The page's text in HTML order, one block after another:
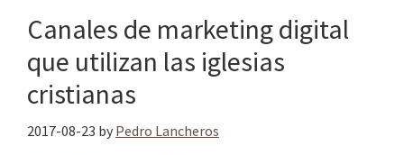
Canales de marketing digital
que utilizan las iglesias
cristianas
2017-08-23 by Pedro Lancheros